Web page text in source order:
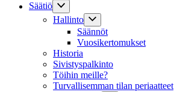
Säätiö
Hallinto
Säännöt
Vuosikertomukset
Historia
Sivistyspalkinto
Töihin meille?
Turvallisemman tilan periaatteet